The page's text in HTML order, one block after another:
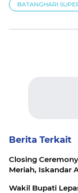
BATANGHARI
Berita Terkait
Closing
Meriah, Iskandar
Wakil Bupati